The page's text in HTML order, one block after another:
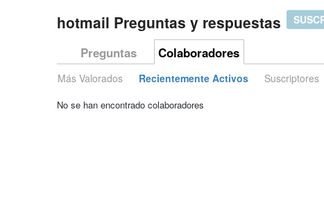
hotmail Preguntas y respuestas
Preguntas Colaboradores
Más Valorados Recientemente Activos Suscriptores
No se han encontrado colaboradores